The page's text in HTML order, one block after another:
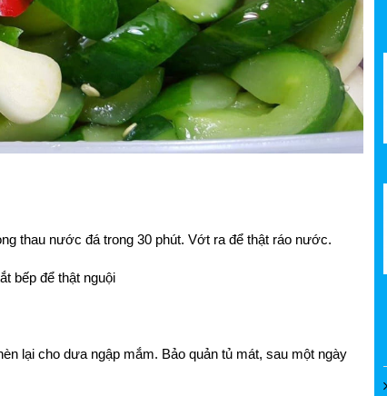
thau nước đá trong 30 phút. Vớt ra để thật ráo nước.
bếp để thật nguội
lại cho dưa ngập mắm. Bảo quản tủ mát, sau một ngày